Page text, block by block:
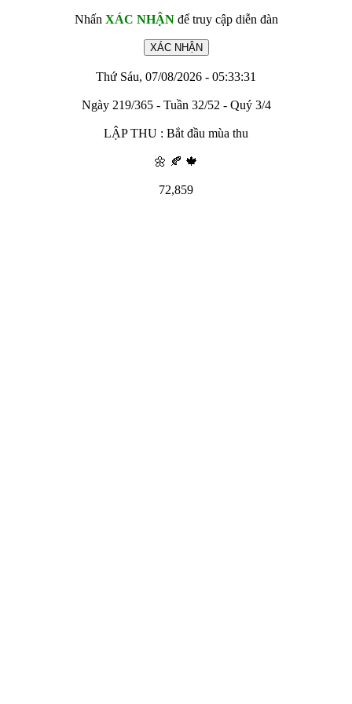
Nhấn XÁC NHẬNđể truy cập diễn đàn
Thứ Sáu, 07/08/2026 - 05:33:31
Ngày 219/365 - Tuần 32/52 - Quý 3/4
LẬP THU : Bắt đầu mùa thu
🌼 🍂 🍁
72,859